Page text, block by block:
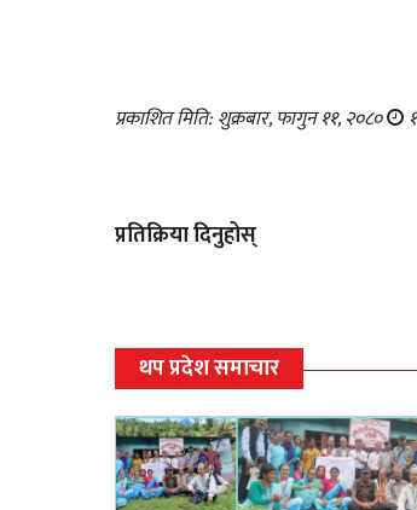
प्रकाशित मिति: शुक्रबार, फागुन ११, २०८०
प्रतिक्रिया दिनुहोस्
थप प्रदेश समाचार